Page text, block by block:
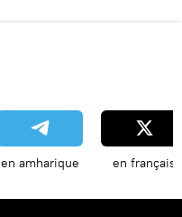
en amharique en français